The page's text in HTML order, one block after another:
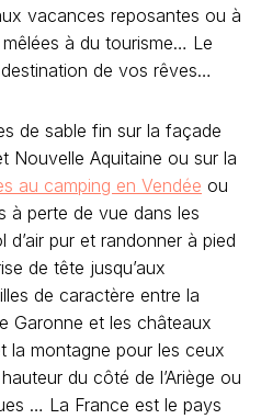
vacances reposantes ou à
à du tourisme… Le
de vos rêves…
de sable fin sur la façade
Nouvelle Aquitaine ou sur la
au camping en Vendée ou
à perte de vue dans les
pur et randonner à pied
de tête jusqu’aux
de caractère entre la
Garonne et les châteaux
la montagne pour les ceux
du côté de l’Ariège ou
… La France est le pays